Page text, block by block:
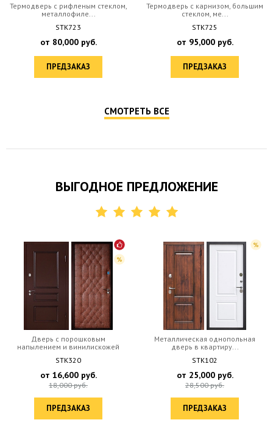
Термодверь с рифленым стеклом,
металлофиле...
STK723
от 80,000руб.
ПРЕДЗАКАЗ
Термодверь с карнизом, большим
стеклом, ме...
STK725
от 95,000руб.
ПРЕДЗАКАЗ
СМОТРЕТЬ ВСЕ
ВЫГОДНОЕ ПРЕДЛОЖЕНИЕ
Дверь с порошковым
напылением и винилискожей
STK320
от 16,600руб.
18,000руб.
ПРЕДЗАКАЗ
Металлическая однопольная
дверь в квартиру...
STK102
от 25,000руб.
28,500руб.
ПРЕДЗАКАЗ